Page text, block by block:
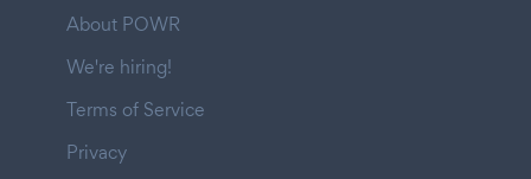
About POWR
We're hiring!
Terms of Service
Privacy